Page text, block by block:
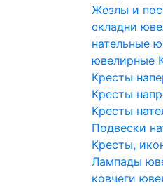
Жезлы и
складни
нательные
ювелирные
Кресты
Кресты
Кресты
Подвески
Кресты,
Лампады
ковчеги